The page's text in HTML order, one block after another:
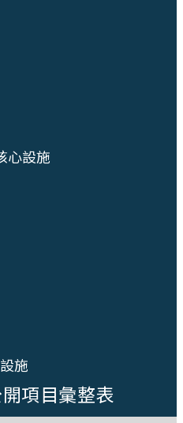
心設施
施
項目彙整表